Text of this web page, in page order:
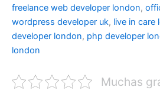
freelance web developer london,
wordpress developer uk, live in care
developer london, php developer
london
Muchas